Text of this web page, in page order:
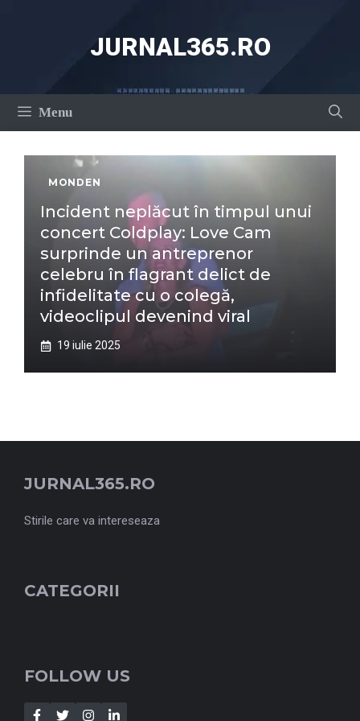
JURNAL365.RO
Menu
MONDEN
Incident neplăcut în timpul unui
concert Coldplay: Love Cam
surprinde un antreprenor
celebru în flagrant delict de
infidelitate cu o colegă,
videoclipul devenind viral
19 iulie 2025
JURNAL365.RO
Stirile care va intereseaza
CATEGORII
FOLLOW US